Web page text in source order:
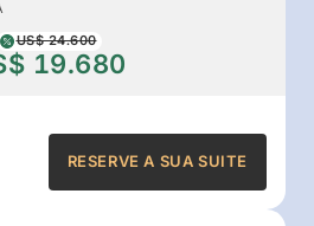
US$ 24.600
19.680
RESERVE A SUA SUITE